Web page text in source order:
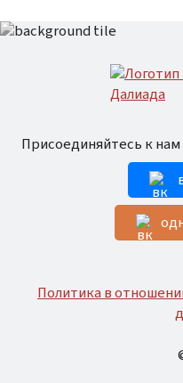
Присоединяйтесь к нам
Политика в